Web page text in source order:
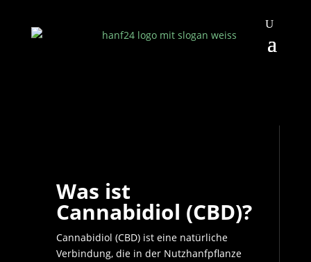
Was ist
Cannabidiol (CBD)?
Cannabidiol (CBD) ist eine natürliche
Verbindung, die in der Nutzhanfpflanze